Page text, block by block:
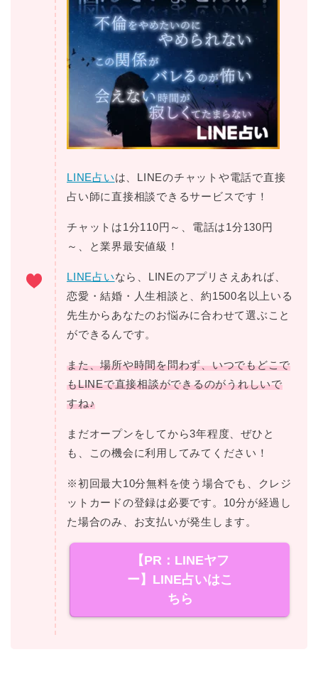
LINE占いは、LINEのチャットや電話で直接
占い師に直接相談できるサービスです！
チャットは1分110円～、電話は1分130円
～、と業界最安値級！
LINE占いなら、LINEのアプリさえあれば、
恋愛・結婚・人生相談と、約1500名以上いる
先生からあなたのお悩みに合わせて選ぶこと
ができるんです。
また、場所や時間を問わず、いつでもどこで
もLINEで直接相談ができるのがうれしいで
すね♪
まだオープンをしてから3年程度、ぜひと
も、この機会に利用してみてください！
※初回最大10分無料を使う場合でも、クレジ
ットカードの登録は必要です。10分が経過し
た場合のみ、お支払いが発生します。
【PR：LINEヤフ
ー】LINE占いはこ
ちら